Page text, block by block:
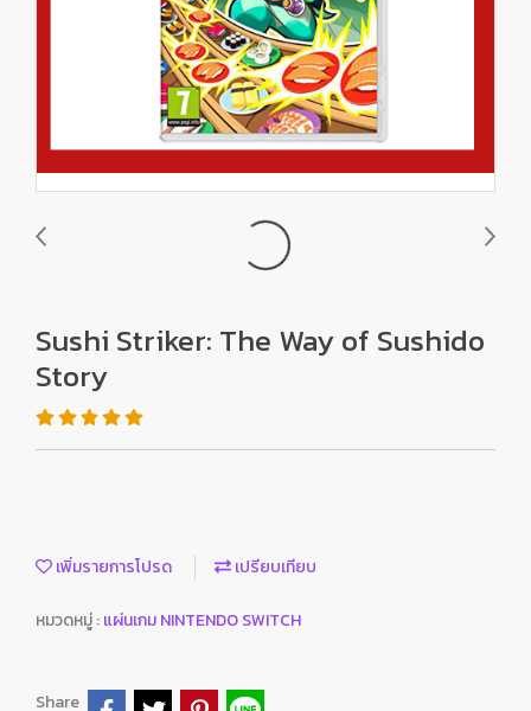
Sushi Striker: The Way of Sushido
Story
เพิ่มรายการโปรด เปรียบเทียบ
หมวดหมู่ :แผ่นเกม NINTENDO SWITCH
Share